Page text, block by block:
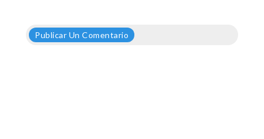
Publicar Un Comentario